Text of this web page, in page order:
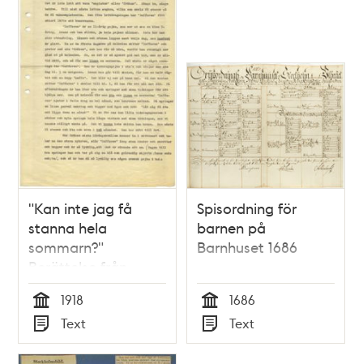
"Kan inte jag få
stanna hela
sommarn?"
Berättelse från
Barnens Ö, 1918
Tid
1918
Typ
Text
Spisordning för
barnen på
Barnhuset 1686
Tid
1686
Typ
Text